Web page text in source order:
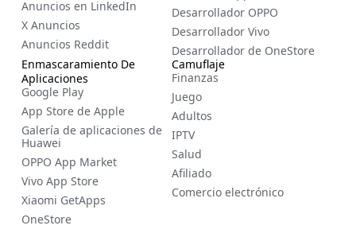
DE
IT
CS
BG
EL
PT
RO
Anuncios en LinkedIn
X Anuncios
Anuncios Reddit
Camuflaje
Finanzas
Juego
Adultos
IPTV
Salud
Afiliado
Comercio electrónico
Desarrollador OPPO
Desarrollador Vivo
Desarrollador de OneStore
Enmascaramiento De
Aplicaciones
Google Play
App Store de Apple
Galería de aplicaciones de
Huawei
OPPO App Market
Vivo App Store
Xiaomi GetApps
OneStore